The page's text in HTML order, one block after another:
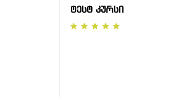
ტესტ კურსი